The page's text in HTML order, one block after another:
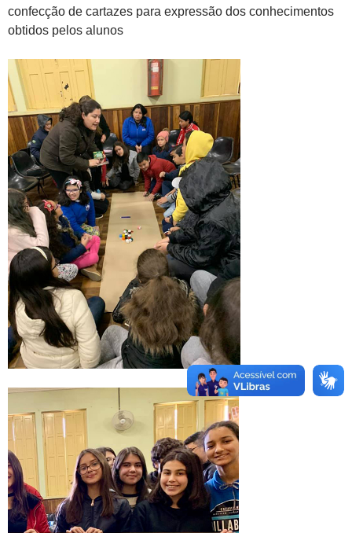
confecção de cartazes para expressão dos conhecimentos
obtidos pelos alunos